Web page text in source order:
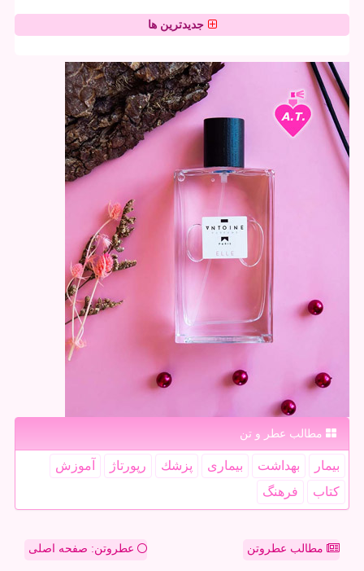
جدیدترین ها
مطالب عطر و تن
بیمار بهداشت بیماری پزشك رپورتاژ
آموزش
كتاب
فرهنگ
مطالب عطروتن عطروتن: صفحه اصلی